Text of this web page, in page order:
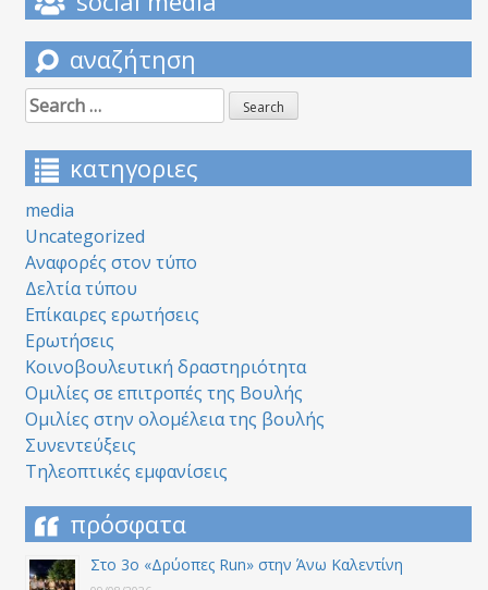
αναζήτηση
Search
for:
κατηγοριες
media
Uncategorized
Αναφορές στον τύπο
Δελτία τύπου
Επίκαιρες ερωτήσεις
Ερωτήσεις
Κοινοβουλευτική δραστηριότητα
Ομιλίες σε επιτροπές της Βουλής
Ομιλίες στην ολομέλεια της βουλής
Συνεντεύξεις
Τηλεοπτικές εμφανίσεις
πρόσφατα
Στο 3ο «Δρύοπες Run» στην Άνω Καλεντίνη